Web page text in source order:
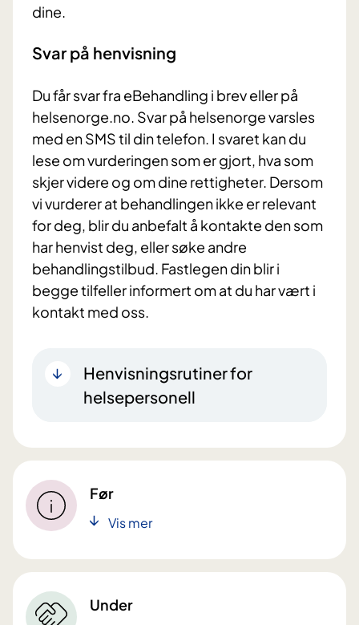
dine.
Svar på henvisning
Du får svar fra eBehandling i brev eller på
helsenorge.no. Svar på helsenorge varsles
med en SMS til din telefon. I svaret kan du
lese om vurderingen som er gjort, hva som
skjer videre og om dine rettigheter. Dersom
vi vurderer at behandlingen ikke er relevant
for deg, blir du anbefalt å kontakte den som
har henvist deg, eller søke andre
behandlingstilbud. Fastlegen din blir i
begge tilfeller informert om at du har vært i
kontakt med oss.
Henvisningsrutiner for
helsepersonell
Før
Vis mer
Under